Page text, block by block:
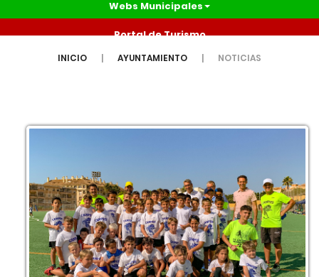
Webs Municipales
Portal de Turismo
INICIO AYUNTAMIENTO NOTICIAS